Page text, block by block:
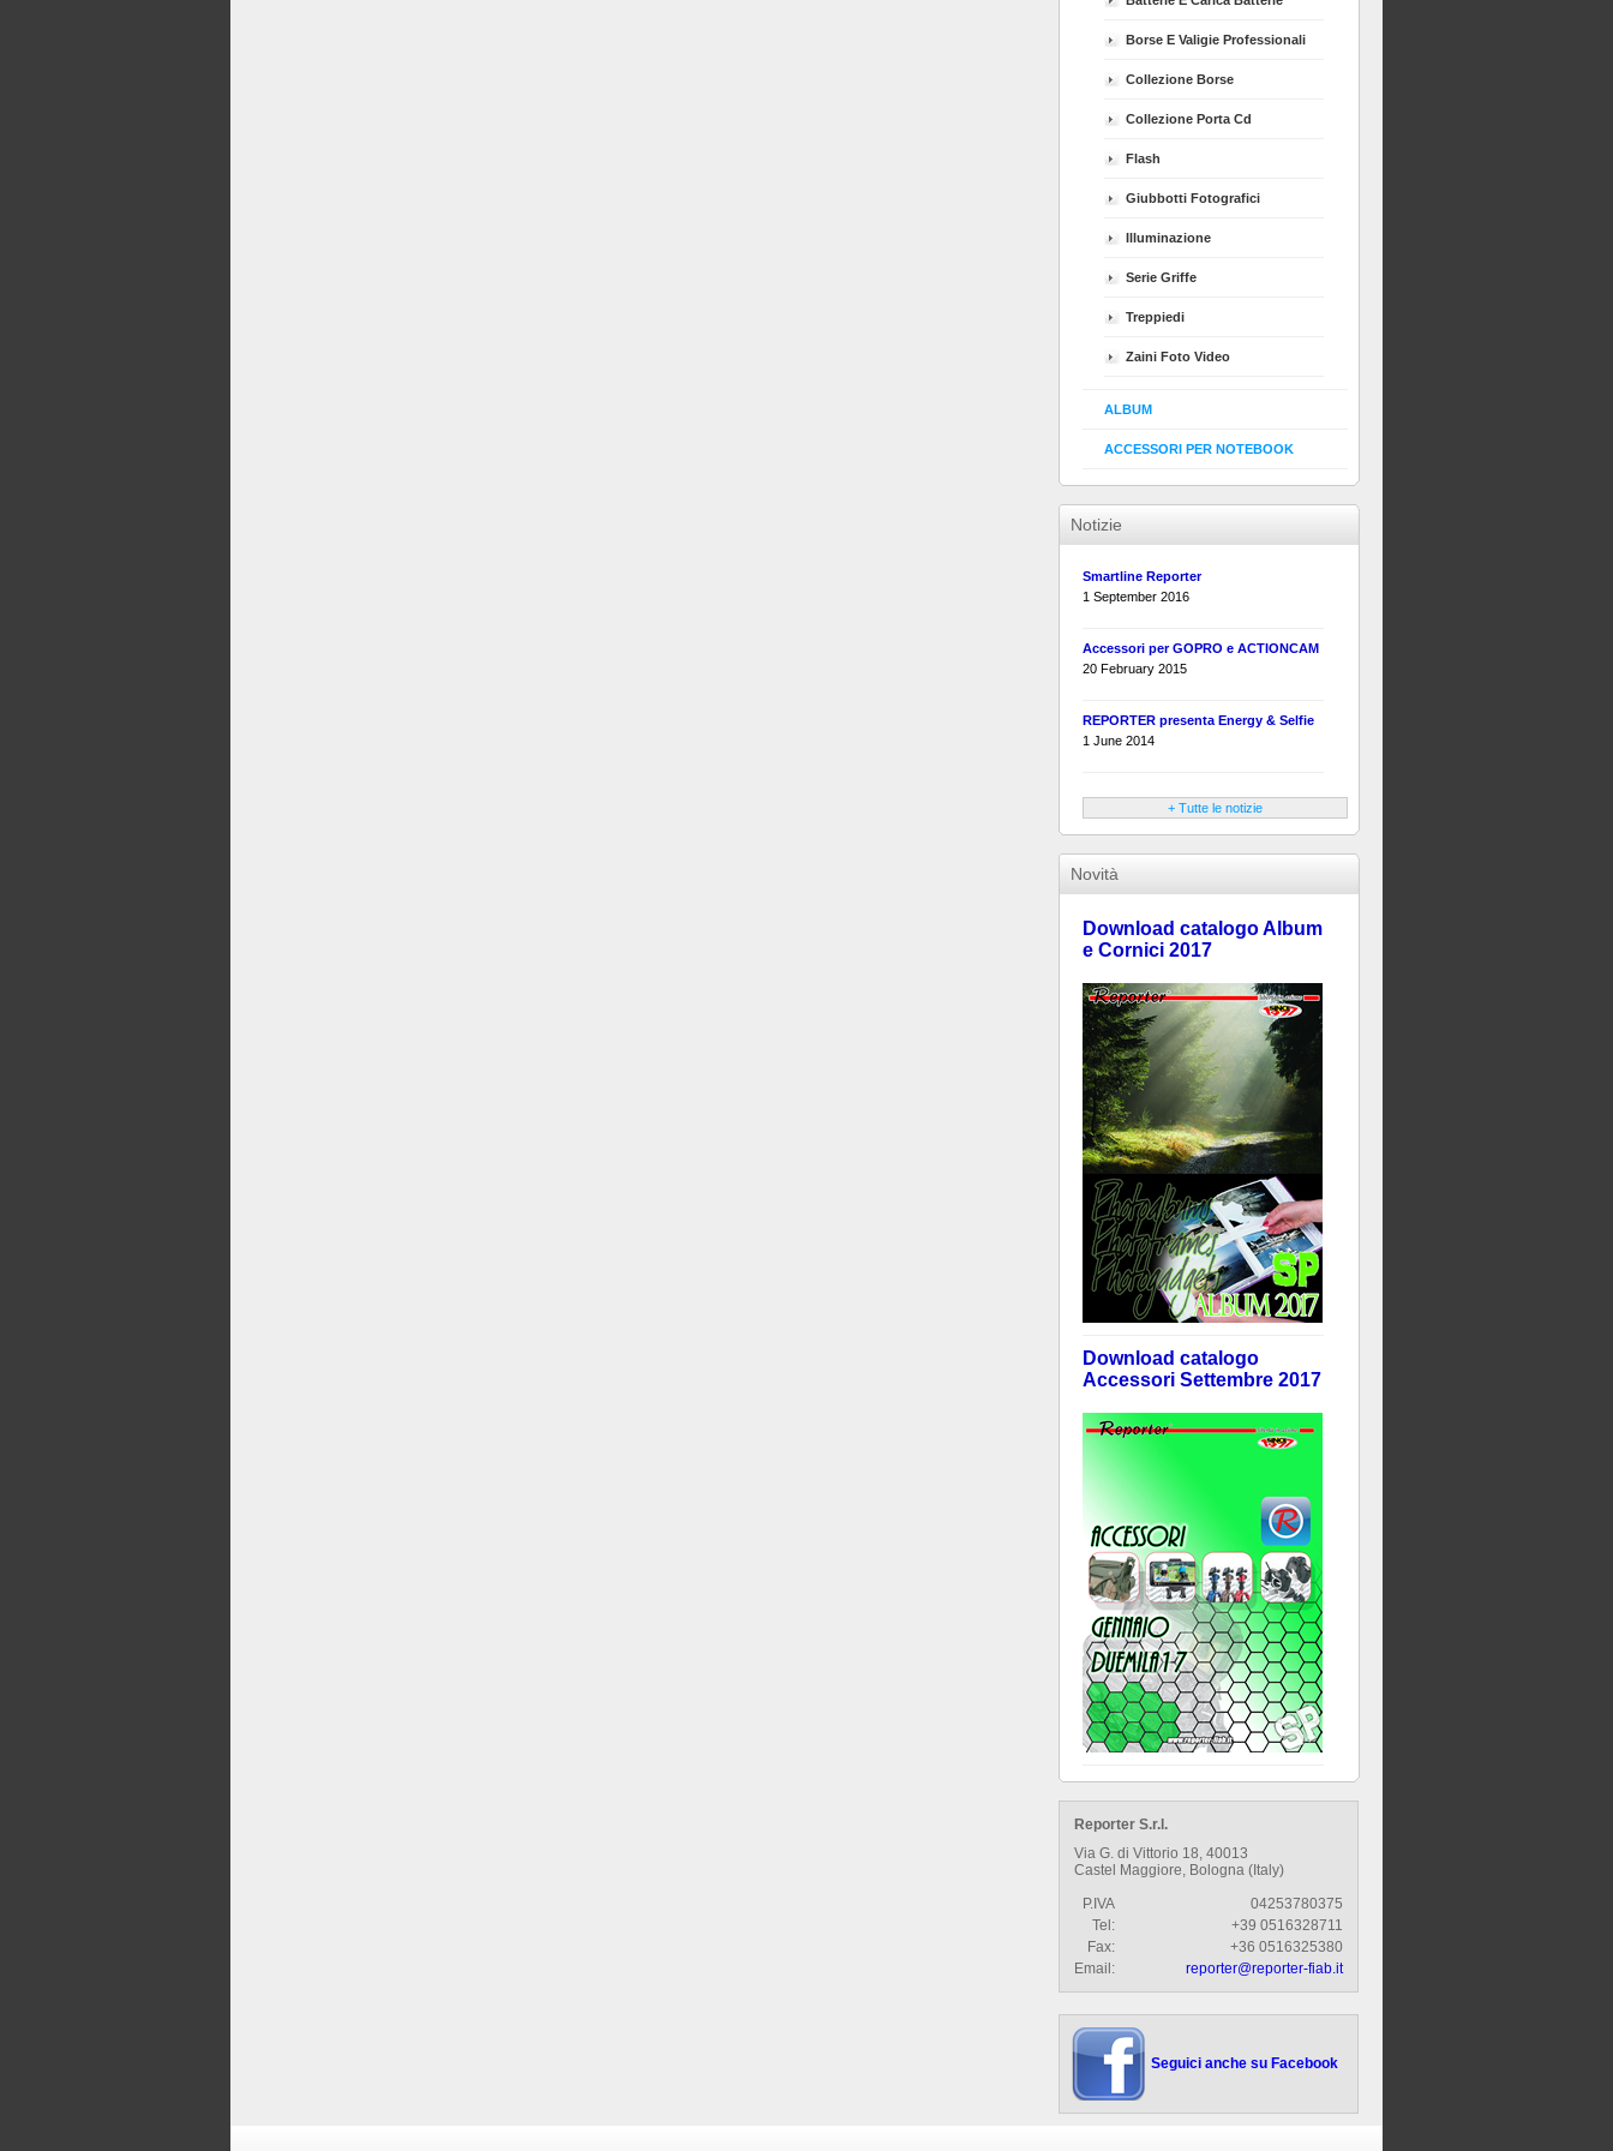
Borse E Valigie Professionali
Collezione Borse
Collezione Porta Cd
Flash
Giubbotti Fotografici
Illuminazione
Serie Griffe
Treppiedi
Zaini Foto Video
ALBUM
ACCESSORI PER NOTEBOOK
Notizie
Smartline Reporter
1 September 2016
Accessori per GOPRO e ACTIONCAM
20 February 2015
REPORTER presenta Energy & Selfie
1 June 2014
+ Tutte le notizie
Novità
Download catalogo Album
e Cornici 2017
Download catalogo
Accessori Settembre 2017
Reporter S.r.l.
Via G. di Vittorio 18, 40013
Castel Maggiore, Bologna (Italy)
P.IVA
04253780375
Tel:
+39 0516328711
Fax:
+36 0516325380
Email:
reporter@reporter-fiab.it
Seguici anche su Facebook